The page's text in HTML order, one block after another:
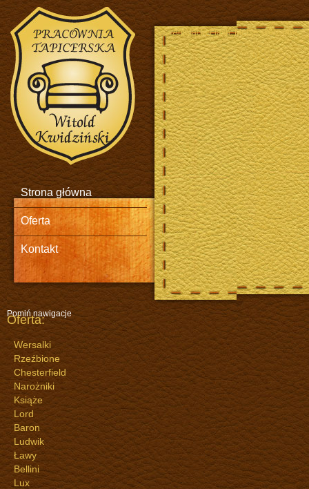
Animacja Flash. Meble skórzane.
Pomiń nawigacje
Strona główna
Oferta
Kontakt
Oferta:
Wersalki
Rzeźbione
Chesterfield
Narożniki
Książe
Lord
Baron
Ludwik
Ławy
Bellini
Lux